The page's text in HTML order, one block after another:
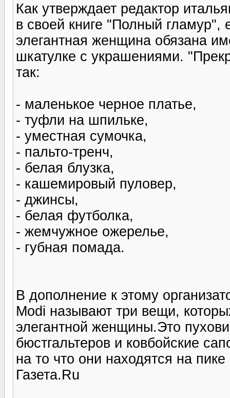
Как утверждает редактор
в своей книге "Полный
элегантная женщина обязана
шкатулке с украшениями.
так:
- маленькое черное платье,
- туфли на шпильке,
- уместная сумочка,
- пальто-тренч,
- белая блузка,
- кашемировый пуловер,
- джинсы,
- белая футболка,
- жемчужное ожерелье,
- губная помада.
В дополнение к этому
Modi называют три вещи,
элегантной женщины.Это
бюстгальтеров и ковбойские
на то что они находятся на
Газета.Ru